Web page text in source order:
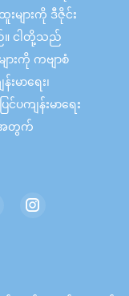
များကို ဒီဇိုင်း
။ ငါတို့သည်
ျားကို ကဗျာစံ
မာရေး၊
င်ပကျန်းမာရေး
အတွက်